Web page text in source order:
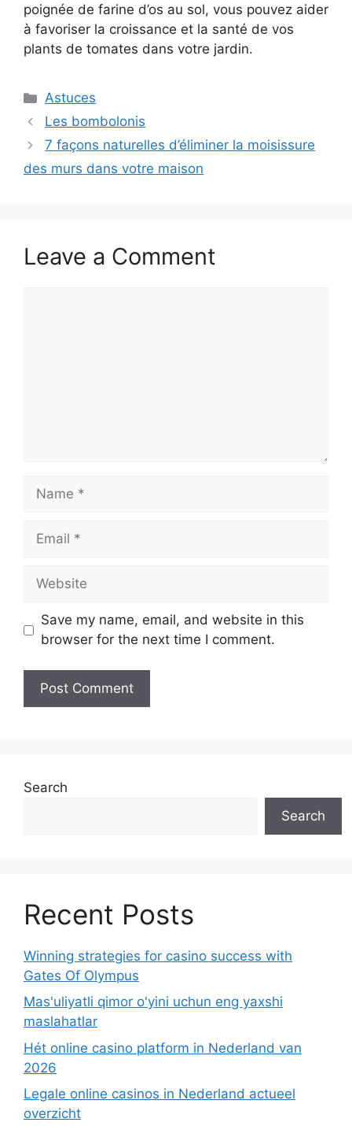
poignée de farine d’os au sol, vous pouvez aider
à favoriser la croissance et la santé de vos
plants de tomates dans votre jardin.
Categories
Astuces
Les bombolonis
7 façons naturelles d’éliminer la moisissure
des murs dans votre maison
Leave a Comment
Name
Email
Website
Save my name, email, and website in this
browser for the next time I comment.
Search
Search
Recent Posts
Winning strategies for casino success with
Gates Of Olympus
Mas'uliyatli qimor o'yini uchun eng yaxshi
maslahatlar
Hét online casino platform in Nederland van
2026
Legale online casinos in Nederland actueel
overzicht